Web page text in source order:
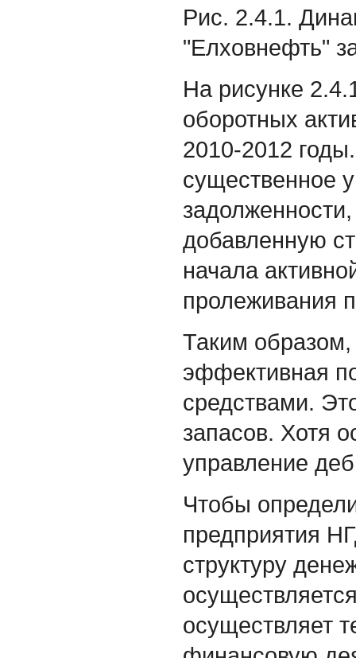
Рис. 2.4.1.
"Елховнефть"
На рисунке
оборотных
2010-2012
существенное
добавленную
начала
пролеживания
Таким образом,
эффективная
средствами.
запасов. Хотя
управление
Чтобы
предприятия
структуру
осуществляет